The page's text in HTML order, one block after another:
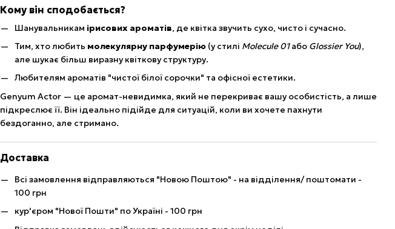
Кому він сподобається?
Шанувальникам ірисових ароматів, де квітка звучить сухо, чисто і сучасно.
Тим, хто любить молекулярну парфумерію (у стилі Molecule 01або Glossier You),
але шукає більш виразну квіткову структуру.
Любителям ароматів "чистої білої сорочки" та офісної естетики.
Genyum Actor — це аромат-невидимка, який не перекриває вашу особистість, а лише
підкреслює її. Він ідеально підійде для ситуацій, коли ви хочете пахнути
бездоганно, але стримано.
Доставка
Всі замовлення відправляються "Новою Поштою" - на відділення/ поштомати -
100 грн
кур'єром "Нової Пошти" по Україні - 100 грн